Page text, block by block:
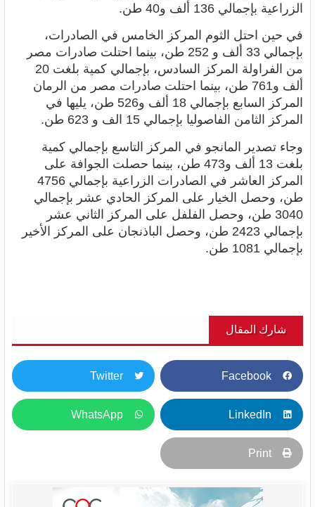
الزراعية بإجمالي 136 ألف و40 طن.
في حين احتل الثوم المركز الخامس في الصادرات،
بإجمالي 33 ألف و 252 طن، بينما احتلت
صادرات مصر
من الفراولة المركز السادس، بإجمالي كمية بلغت 20
ألف و761 طن، بينما احتلت صادرات مصر من الرمان
المركز السابع بإجمالي 18 ألف و526 طن، يليها في
المركز الثامن الفاصوليا بإجمالي 15 الف و 623 طن.
وجاء تصدير المانجو في المركز التاسع بإجمالي كمية
بلغت 13 ألف و473 طن، بينما حصلت الجوافة على
المركز العاشر في الصادرات الزراعية بإجمالي 4756
طن، وحصل الخيار على المركز الحادي عشر بإجمالي
3040 طن، وحصل الفلفل على المركز الثاني عشر
بإجمالي 2423 طن، وحصل الباذنجان على المركز الأخير
بإجمالي 1081 طن.
شارك المقال
Facebook
Twitter
LinkedIn
WhatsApp
Print